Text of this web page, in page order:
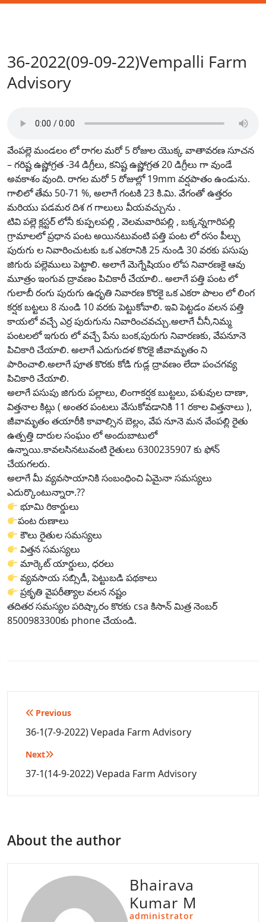
36-2022(09-09-22)Vempalli Farm
Advisory
వేంపల్లె మండలం లో రాగల మరో 5 రోజుల యొక్క వాతావరణ సూచన
– గరిష్ట ఉష్ణోగ్రత -34 డిగ్రీలు, కనిష్ట ఉష్ణోగ్రత 20 డిగ్రీలు గా వుండే
అవకాశం వుంది. రాగల మరో 5 రోజుల్లో 19mm వర్షపాతం ఉండును.
గాలిలో తేమ 50-71 %, అలాగే గంటకి 23 కి.మి. వేగంతో ఉత్తరం
మరియు పడమర దిశ గ గాలులు వీయవచ్చును .
టివి పల్లె క్లస్టర్ లోనీ కుప్పలపల్లి , వెలమవారిపల్లి , బక్కన్నగారిపల్లి
గ్రామాలలో ప్రధాన పంట అయినటువంటి పత్తి పంట లో రసం పీల్చు
పురుగు ల నివారించుటకు ఒక ఎకరానికి 25 నుండి 30 వరకు పసుపు
జిగురు పల్లెములు పెట్టాలి. అలాగే మెగ్నేషియం లోప నివారణకై ఆవు
మూత్రం ఇంగువ ద్రావణం పిచికారీ చేయాలి.. అలాగే పత్తి పంట లో
గులాబీ రంగు పురుగు ఉధృతి నివారణ కొరకై ఒక ఎకరా పొలం లో లింగ
కర్షక బట్టలు 8 నుండి 10 వరకు పెట్టుకోవాలి. ఇవి పెట్టడం వలన పత్తి
కాయలో వచ్చే ఎర్ర పురుగును నివారించవచ్చు.అలాగే చీనీ,నిమ్మ
పంటలలో ఇగురు లో వచ్చే పేను బంక,పురుగు నివారణకు, వేపనూనె
పిచికారి చేయాలి. అలాగే ఎదుగుదళ కొరకై జీవామృతం ని
పారించాలి.అలాగే పూత కొరకు కోడి గుడ్ల ద్రావణం లేదా పంచగవ్య
పిచికారి చేయాలి.
అలాగే పసుపు జిగురు పల్లాలు, లింగాకర్షక బుట్టలు, పశువుల దాణా,
విత్తనాల కిట్లు ( అంతర పంటలు వేసుకోవడానికి 11 రకాల విత్తనాలు ),
జీవామృతం తయారీకి కావాల్సిన బెల్లం, వేప నూనె మన వేంపల్లి రైతు
ఉత్పత్తి దారుల సంఘం లో అందుబాటులో
ఉన్నాయి.కావలసినటువంటి రైతులు 6300235907 కు ఫోన్
చేయగలరు.
అలాగే మీ వ్యవసాయానికి సంబంధించి ఏమైనా సమస్యలు
ఎదుర్కొంటున్నారా.??
భూమి రికార్డులు
పంట రుణాలు
కౌలు రైతుల సమస్యలు
విత్తన సమస్యలు
మార్కెట్ యార్డులు, ధరలు
వ్యవసాయ సబ్సిడీ, పెట్టుబడి పథకాలు
ప్రకృతి వైపరీత్యాల వలన నష్టం
తదితర సమస్యల పరిష్కారం కొరకు csa కిసాన్ మిత్ర నెంబర్
8500983300కు phone చేయండి.
Post
navigation
Previous
36-1(7-9-2022) Vepada Farm Advisory
Next
37-1(14-9-2022) Vepada Farm Advisory
About the author
Bhairava
Kumar M
administrator